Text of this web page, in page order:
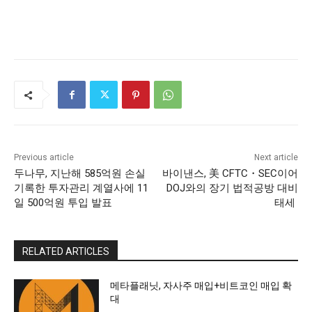
Previous article
두나무, 지난해 585억원 손실
기록한 투자관리 계열사에 11
일 500억원 투입 발표
Next article
바이낸스, 美 CFTC・SEC이어
DOJ와의 장기 법적공방 대비
태세
RELATED ARTICLES
메타플래닛, 자사주 매입+비트코인 매입 확
대